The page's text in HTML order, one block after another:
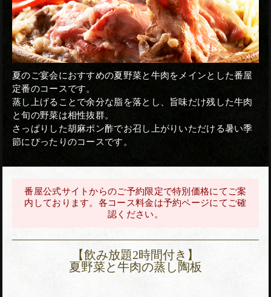
夏のご宴会におすすめの夏野菜と牛肉をメインとした番屋
定番のコースです。
蒸し上げることで余分な脂を落とし、旨味だけ残した牛肉
と旬の野菜は相性抜群。
さっぱりした胡麻ポン酢でお召し上がりいただける暑い季
節にぴったりのコースです。
番屋公式サイトからのご予約限定で特別価格にてご案
内しております。各コース料金は予約ページにてご確
認ください。
【飲み放題2時間付き】
夏野菜と牛肉の蒸し陶板